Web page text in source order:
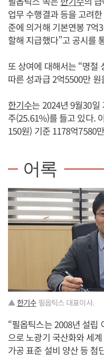
업무 수행결과 등을 고려
준에 의거해 기본연봉 7억
할해 지급했다”고 공시를
또 상여에 대해서는 “명절
따른 성과급 2억5500만
한기수는 2024년 9월30일
주(25.61%)를 들고 있다.
150원) 기준 1178억7580
어록
▲한기수 필옵틱스 대표이사.
“필옵틱스는 2008년 설립
으로 노광기 국산화와 세
가공 표준 설비 양산 등 첨